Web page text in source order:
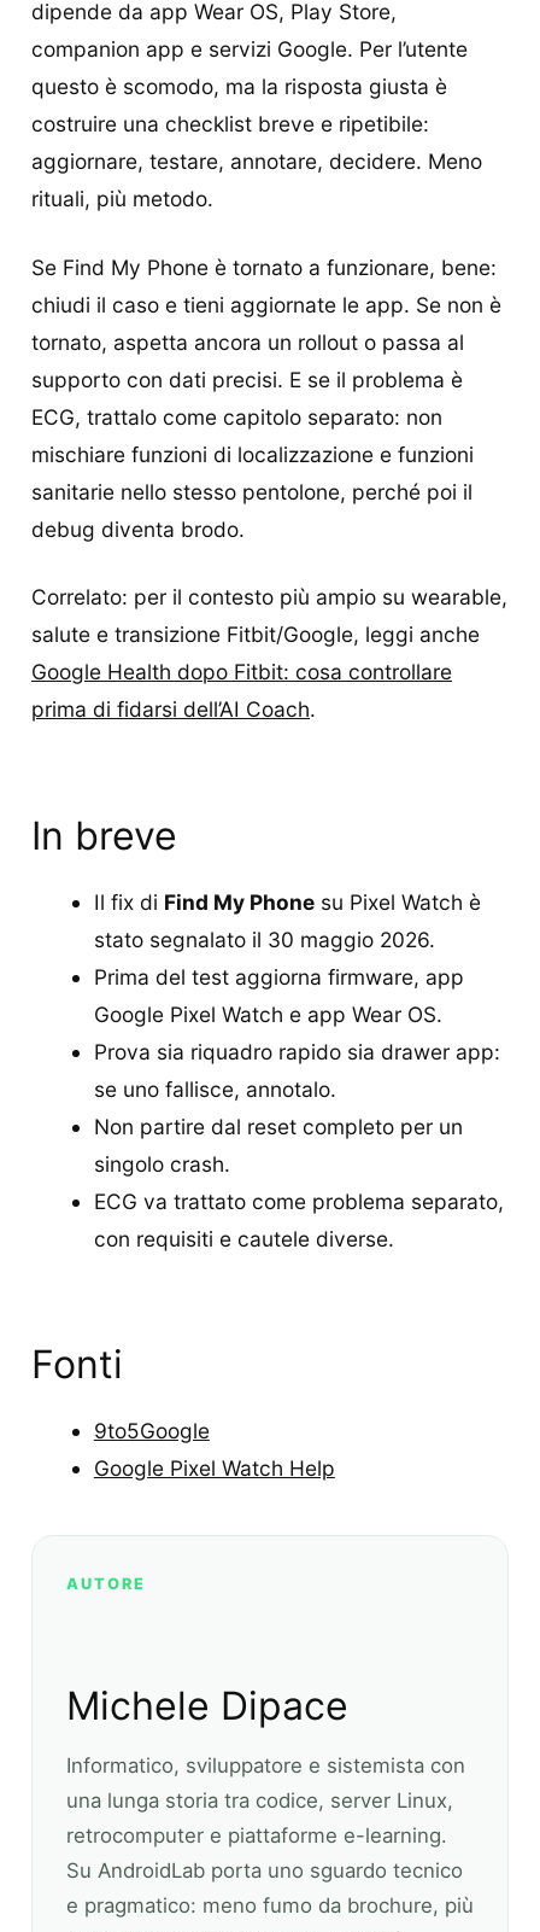
dipende da app Wear OS, Play Store,
companion app e servizi Google. Per l’utente
questo è scomodo, ma la risposta giusta è
costruire una checklist breve e ripetibile:
aggiornare, testare, annotare, decidere. Meno
rituali, più metodo.
Se Find My Phone è tornato a funzionare, bene:
chiudi il caso e tieni aggiornate le app. Se non è
tornato, aspetta ancora un rollout o passa al
supporto con dati precisi. E se il problema è
ECG, trattalo come capitolo separato: non
mischiare funzioni di localizzazione e funzioni
sanitarie nello stesso pentolone, perché poi il
debug diventa brodo.
Correlato: per il contesto più ampio su wearable,
salute e transizione Fitbit/Google, leggi anche
Google Health dopo Fitbit: cosa controllare
prima di fidarsi dell’AI Coach.
In breve
Il fix di Find My Phonesu Pixel Watch è
stato segnalato il 30 maggio 2026.
Prima del test aggiorna firmware, app
Google Pixel Watch e app Wear OS.
Prova sia riquadro rapido sia drawer app:
se uno fallisce, annotalo.
Non partire dal reset completo per un
singolo crash.
ECG va trattato come problema separato,
con requisiti e cautele diverse.
Fonti
9to5Google
Google Pixel Watch Help
AUTORE
Michele Dipace
Informatico, sviluppatore e sistemista con
una lunga storia tra codice, server Linux,
retrocomputer e piattaforme e-learning.
Su AndroidLab porta uno sguardo tecnico
e pragmatico: meno fumo da brochure, più